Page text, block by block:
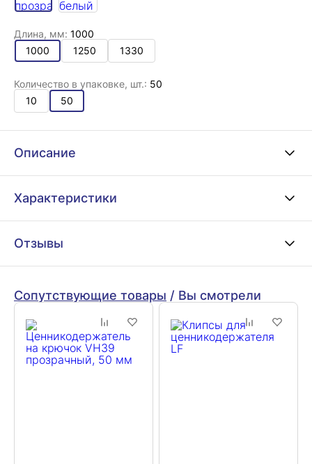
Длина, мм: 1000
1000
1250 1330
Количество в упаковке, шт.: 50
10
50
Описание
Характеристики
Отзывы
Сопутствующие товары / Вы смотрели